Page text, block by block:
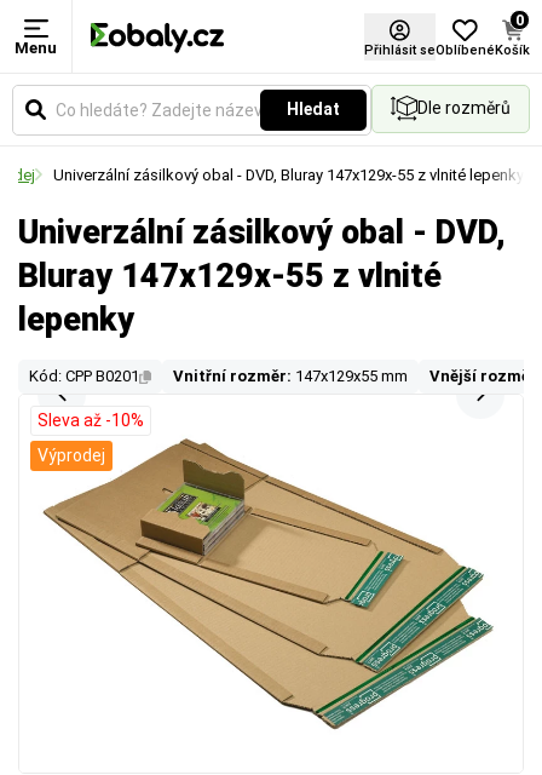
Menu Přihlásit seOblíbené
0
Košík
Hledat Dle rozměrů
Univerzální zásilkový obal - DVD, Bluray 147x129x-55 z vlnité lepenky
Univerzální zásilkový obal - DVD,
Bluray 147x129x-55 z vlnité
lepenky
Kód: CPP B0201 Vnitřní rozměr: 147x129x55 mm Vnější rozměr:
Sleva až -10%
Výprodej